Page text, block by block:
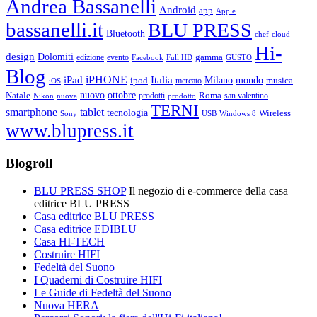
Andrea Bassanelli Android app Apple
bassanelli.it Bluetooth BLU PRESS chef cloud
design Dolomiti edizione evento Facebook Full HD gamma GUSTO Hi-
Blog iOS iPad iPHONE ipod Italia mercato Milano mondo musica
Natale Nikon nuova nuovo ottobre prodotti prodotto Roma san valentino
smartphone Sony tablet tecnologia TERNI USB Windows 8 Wireless
www.blupress.it
Blogroll
BLU PRESS SHOPIl negozio di e-commerce della casa
editrice BLU PRESS
Casa editrice BLU PRESS
Casa editrice EDIBLU
Casa HI-TECH
Costruire HIFI
Fedeltà del Suono
I Quaderni di Costruire HIFI
Le Guide di Fedeltà del Suono
Nuova HERA